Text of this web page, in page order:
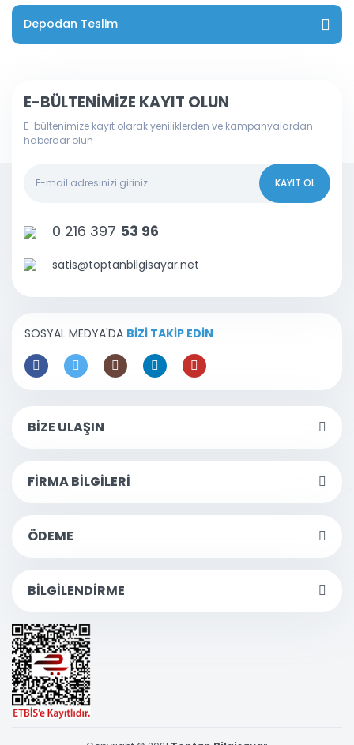
Depodan Teslim
E-BÜLTENİMİZE KAYIT OLUN
E-bültenimize kayıt olarak yeniliklerden ve kampanyalardan
haberdar olun
KAYIT OL
0 216 397 53 96
satis@toptanbilgisayar.net
SOSYAL MEDYA'DA BİZİ TAKİP EDİN
BİZE ULAŞIN
FİRMA BİLGİLERİ
ÖDEME
BİLGİLENDİRME